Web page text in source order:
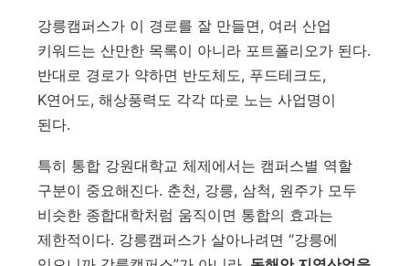
강릉캠퍼스가 이 경로를 잘 만들면, 여러 산업
키워드는 산만한 목록이 아니라 포트폴리오가 된다.
반대로 경로가 약하면 반도체도, 푸드테크도,
K연어도, 해상풍력도 각각 따로 노는 사업명이
된다.
특히 통합 강원대학교 체제에서는 캠퍼스별 역할
구분이 중요해진다. 춘천, 강릉, 삼척, 원주가 모두
비슷한 종합대학처럼 움직이면 통합의 효과는
제한적이다. 강릉캠퍼스가 살아나려면 “강릉에